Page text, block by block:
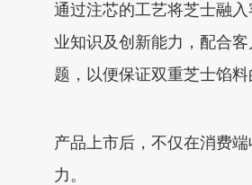
通过注芯的工艺将芝士融
业知识及创新能力，配合
题，以便保证双重芝士馅
产品上市后，不仅在消费
力。